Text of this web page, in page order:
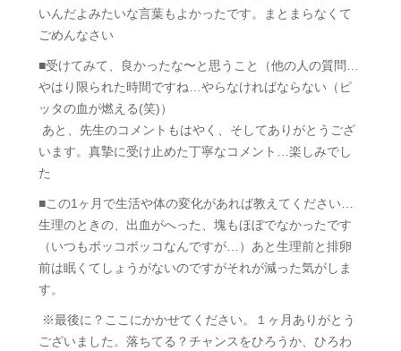
いんだよみたいな言葉もよかったです。まとまらなくて
ごめんなさい
■受けてみて、良かったな〜と思うこと（他の人の質問…
やはり限られた時間ですね…やらなければならない（ピ
ッタの血が燃える(笑)）
あと、先生のコメントもはやく、そしてありがとうござ
います。真摯に受け止めた丁寧なコメント…楽しみでし
た
■この1ヶ月で生活や体の変化があれば教えてください…
生理のときの、出血がへった、塊もほぼでなかったです
（いつもボッコボッコなんですが…）あと生理前と排卵
前は眠くてしょうがないのですがそれが減った気がしま
す。
※最後に？ここにかかせてください。１ヶ月ありがとう
ございました。落ちてる？チャンスをひろうか、ひろわ